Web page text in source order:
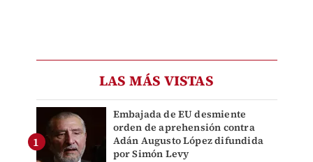
LAS MÁS VISTAS
Embajada de EU desmiente
orden de aprehensión contra
Adán Augusto López difundida
por Simón Levy